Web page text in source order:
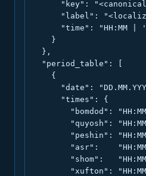
"key":
"label":
"time": "HH:MM |
    }
  },
  "period_table": [
    {
"date":
      "times": {
"bomdod":
"quyosh":
"peshin":
"asr":
"shom":
"xufton":